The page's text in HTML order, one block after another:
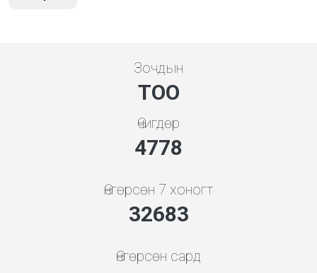
Зочдын
ТОО
Өчигдөр
5119
Өнгөрсөн 7 хоногт
35017
Өнгөрсөн сард